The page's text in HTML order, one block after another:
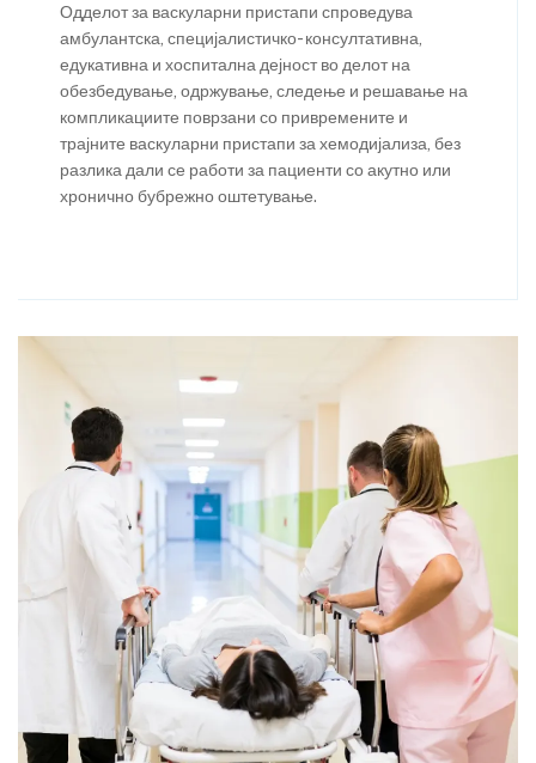
Одделот за васкуларни пристапи спроведува
амбулантска, специјалистичко- консултативна,
едукативна и хоспитална дејност во делот на
обезбедување, одржување, следење и решавање на
компликациите поврзани со привремените и
трајните васкуларни пристапи за хемодијализа, без
разлика дали се работи за пациенти со акутно или
хронично бубрежно оштетување.